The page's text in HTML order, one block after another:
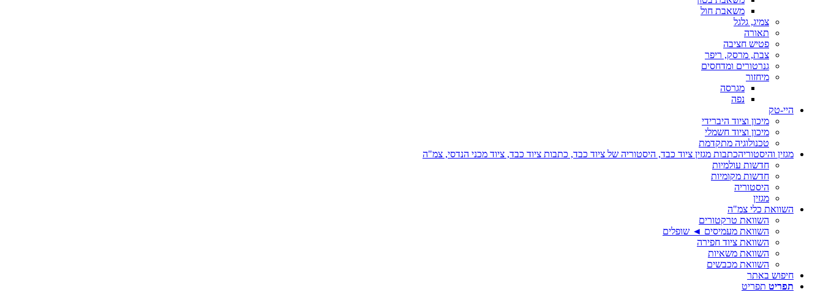
משאבת חול
צמיג, גלגל
תאורה
פטיש חציבה
צבת, מרסק, ריפר
גנרטורים ומדחסים
מיחזור
מגרסה
נפה
היי-טק
מיכון וציוד היברידי
מיכון וציוד חשמלי
טכנולוגיה מתקדמת
מגזין והיסטוריהכתבות מגזין ציוד כבד, היסטוריה של ציוד כבד, כתבות ציוד כבד, ציוד מכני הנדסי, צמ"ה
חדשות עולמיות
חדשות מקומיות
היסטוריה
מגזין
השוואת כלי צמ"ה
השוואת טרקטורים
השוואת מעמיסים ◄ שופלים
השוואת ציוד חפירה
השוואת משאיות
השוואת מכבשים
חיפוש באתר
תפריט תפריט